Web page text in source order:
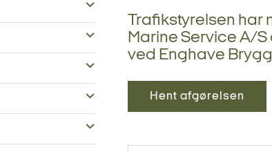
Trafikstyrelsen har
Marine Service A/
ved Enghave
Hent afgørelsen